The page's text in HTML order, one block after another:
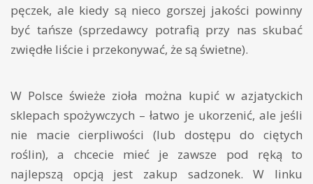
pęczek, ale kiedy są nieco gorszej jakości powinny
być tańsze (sprzedawcy potrafią przy nas skubać
zwiędłe liście i przekonywać, że są świetne).
W Polsce świeże zioła można kupić w azjatyckich
sklepach spożywczych – łatwo je ukorzenić, ale jeśli
nie macie cierpliwości (lub dostępu do ciętych
roślin), a chcecie mieć je zawsze pod ręką to
najlepszą opcją jest zakup sadzonek. W linku